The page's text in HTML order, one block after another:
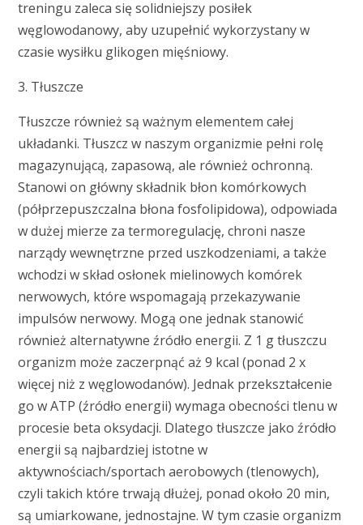
treningu zaleca się solidniejszy posiłek
węglowodanowy, aby uzupełnić wykorzystany w
czasie wysiłku glikogen mięśniowy.
3. Tłuszcze
Tłuszcze również są ważnym elementem całej
układanki. Tłuszcz w naszym organizmie pełni rolę
magazynującą, zapasową, ale również ochronną.
Stanowi on główny składnik błon komórkowych
(półprzepuszczalna błona fosfolipidowa), odpowiada
w dużej mierze za termoregulację, chroni nasze
narządy wewnętrzne przed uszkodzeniami, a także
wchodzi w skład osłonek mielinowych komórek
nerwowych, które wspomagają przekazywanie
impulsów nerwowy. Mogą one jednak stanowić
również alternatywne źródło energii. Z 1 g tłuszczu
organizm może zaczerpnąć aż 9 kcal (ponad 2 x
więcej niż z węglowodanów). Jednak przekształcenie
go w ATP (źródło energii) wymaga obecności tlenu w
procesie beta oksydacji. Dlatego tłuszcze jako źródło
energii są najbardziej istotne w
aktywnościach/sportach aerobowych (tlenowych),
czyli takich które trwają dłużej, ponad około 20 min,
są umiarkowane, jednostajne. W tym czasie organizm